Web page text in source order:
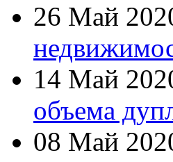
26 Май
14 Май
объема
08 Май